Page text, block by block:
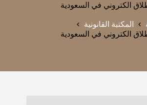
الكتروني في السعودية
المكتبة القانونية
الكتروني في السعودية